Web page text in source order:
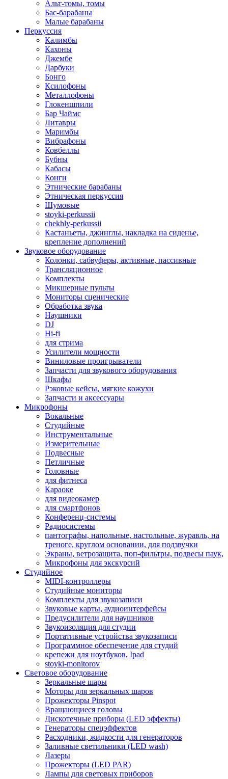
Альт-томы, томы
Бас-барабаны
Малые барабаны
Перкуссия
Калимбы
Кахоны
Джембе
Дарбуки
Бонго
Ксилофоны
Металлофоны
Глокеншпили
Бар Чаймс
Литавры
Маримбы
Вибрафоны
Ковбеллы
Бубны
Кабасы
Конги
Этнические барабаны
Этническая перкуссия
Шумовые
stoyki-perkussii
chekhly-perkussii
Кастаньеты, джинглы, накладка на сиденье,
крепление дополнений
Звуковое оборудование
Колонки, сабвуферы, активные, пассивные
Трансляционное
Комплекты
Микшерные пульты
Мониторы сценические
Обработка звука
Наушники
DJ
Hi-fi
для стрима
Усилители мощности
Виниловые проигрыватели
Запчасти для звукового оборудования
Шкафы
Рэковые кейсы, мягкие кожухи
Запчасти и аксессуары
Микрофоны
Вокальные
Студийные
Инструментальные
Измерительные
Подвесные
Петличные
Головные
для фитнеса
Караоке
для видеокамер
для смартфонов
Конференц-системы
Радиосистемы
пантографы, напольные, настольные, журавль, на
треноге, круглом основании, для подзвучки
Экраны, ветрозащита, поп-фильтры, подвесы паук,
Микрофоны для экскурсий
Студийное
MIDI-контроллеры
Студийные мониторы
Комплекты для звукозаписи
Звуковые карты, аудиоинтерфейсы
Предусилители для наушников
Звукоизоляция для студии
Портативные устройства звукозаписи
Программное обеспечение для студий
крепежи для ноутбуков, Ipad
stoyki-monitorov
Световое оборудование
Зеркальные шары
Моторы для зеркальных шаров
Прожекторы Pinspot
Вращающиеся головы
Дискотечные приборы (LED эффекты)
Генераторы спецэффектов
Расходники, жидкости для генераторов
Заливные светильники (LED wash)
Лазеры
Прожекторы (LED PAR)
Лампы для световых приборов